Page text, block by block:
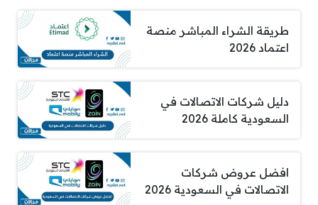
طريقة الشراء المباشر منصة
اعتماد 2026
دليل شركات الاتصالات في
السعودية كاملة 2026
افضل عروض شركات
الاتصالات في السعودية 2026